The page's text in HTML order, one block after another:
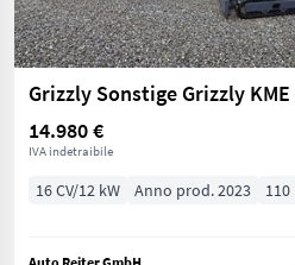
14.980 €
IVA indetraibile
16 CV/12 kW Anno prod. 2023 110